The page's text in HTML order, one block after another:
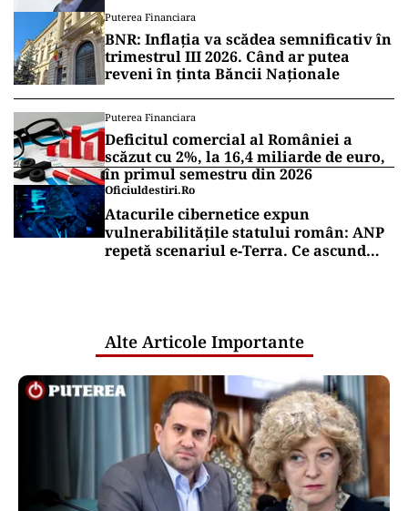
Puterea Financiara
BNR: Inflația va scădea semnificativ în
trimestrul III 2026. Când ar putea
reveni în ținta Băncii Naționale
Puterea Financiara
Deficitul comercial al României a
scăzut cu 2%, la 16,4 miliarde de euro,
în primul semestru din 2026
Oficiuldestiri.ro
Atacurile cibernetice expun
vulnerabilitățile statului român: ANP
repetă scenariul e‑Terra. Ce ascund
Alte Articole Importante